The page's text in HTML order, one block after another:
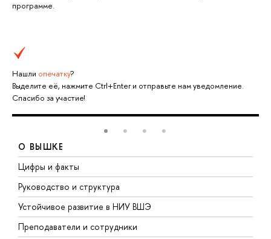
программе.
Нашли опечатку?
Выделите её, нажмите Ctrl+Enter и отправьте нам уведомление.
Спасибо за участие!
О ВЫШКЕ
Цифры и факты
Руководство и структура
Устойчивое развитие в НИУ ВШЭ
Преподаватели и сотрудники